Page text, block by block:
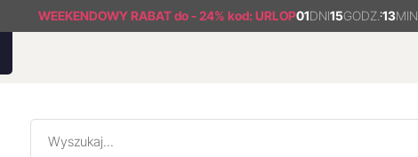
WEEKENDOWY RABATdo - 24% kod: URLOP01DNI15GODZ. :13MIN.